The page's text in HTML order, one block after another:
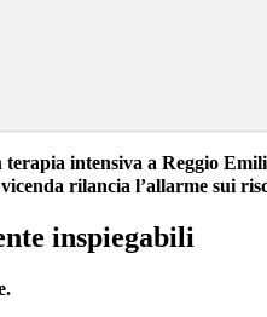
intensiva a Reggio
rilancia l’allarme sui
inspiegabili